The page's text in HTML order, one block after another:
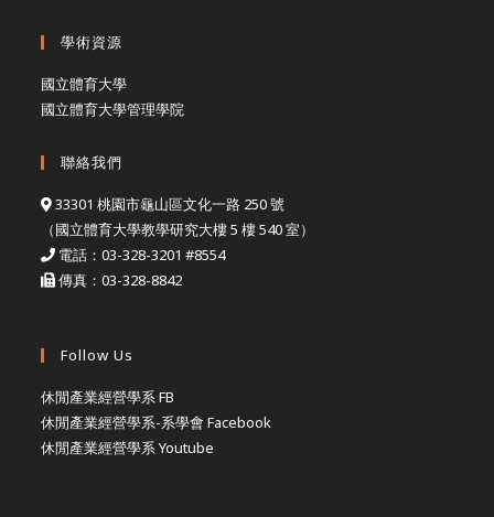
學術資源
國立體育大學
國立體育大學管理學院
聯絡我們
33301 桃園市龜山區文化一路 250 號
（國立體育大學教學研究大樓 5 樓 540 室）
電話：03-328-3201 #8554
傳真：03-328-8842
Follow Us
休閒產業經營學系 FB
休閒產業經營學系-系學會 Facebook
休閒產業經營學系 Youtube